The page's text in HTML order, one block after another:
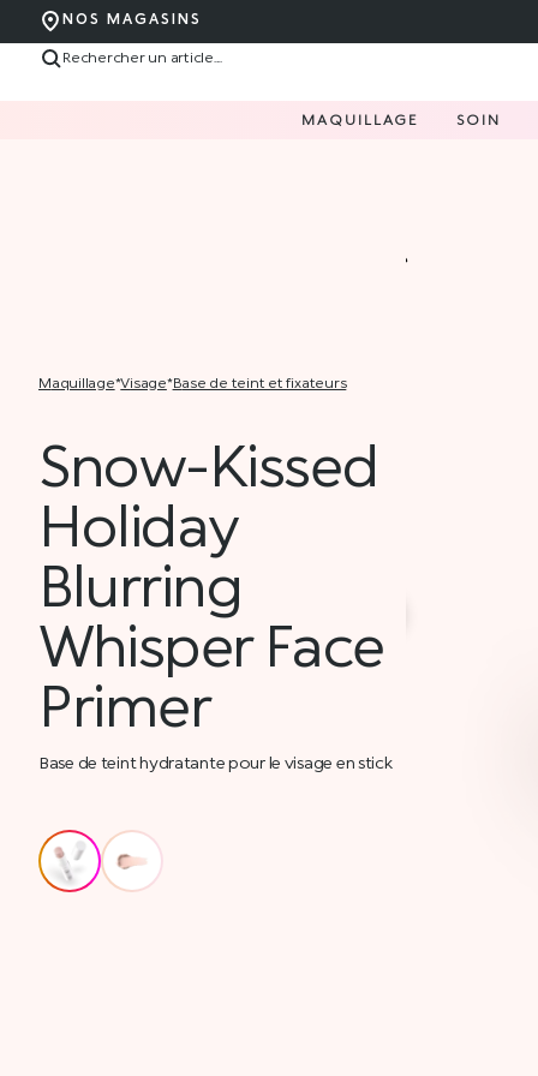
NOS MAGASINS
MAQUILLAGE SOIN
maquillage* visage* base de teint et fixateurs
Snow-Kissed
Holiday
Blurring
Whisper Face
Primer
Base de teint hydratante pour le visage en stick